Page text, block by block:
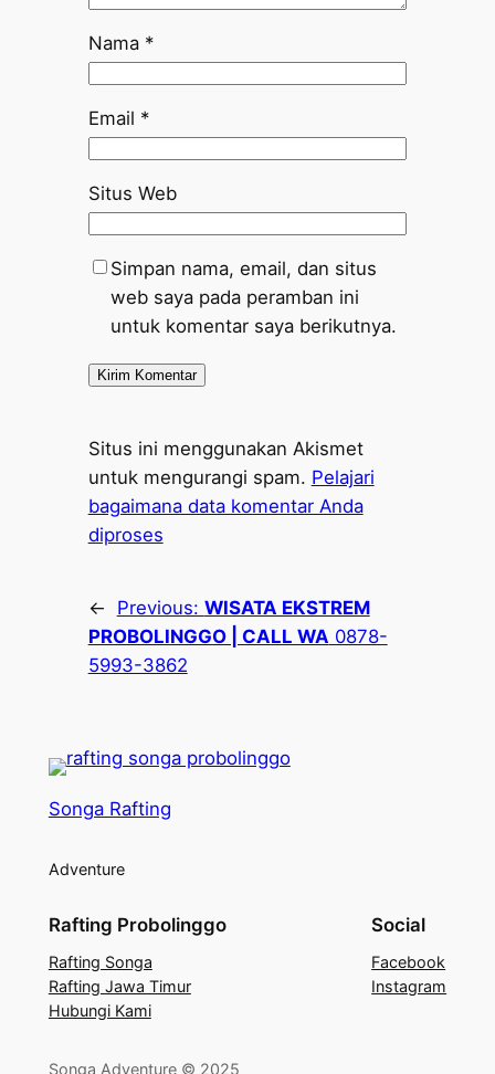
Nama *
Email *
Situs Web
Simpan nama, email, dan situs
web saya pada peramban ini
untuk komentar saya berikutnya.
Situs ini menggunakan Akismet
untuk mengurangi spam. Pelajari
bagaimana data komentar Anda
diproses
← Previous: WISATA EKSTREM
PROBOLINGGO | CALL WA 0878-
5993-3862
Songa Rafting
Adventure
Rafting Probolinggo
Rafting Songa
Rafting Jawa Timur
Hubungi Kami
Social
Facebook
Instagram
Songa Adventure © 2025